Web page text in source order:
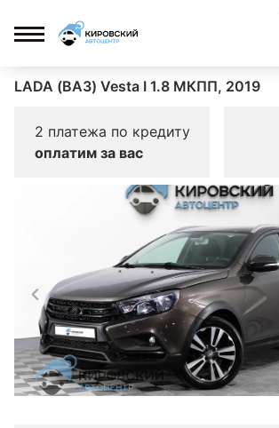
LADA (ВАЗ) Vesta I 1.8 МКПП, 2019
2 платежа по кредиту
оплатим за вас